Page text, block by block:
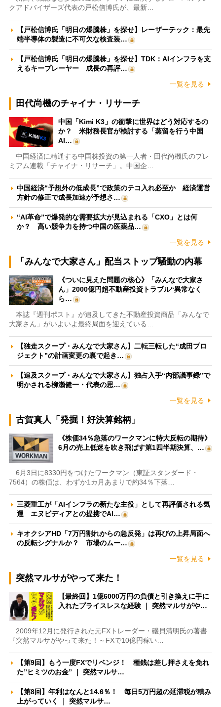
クアドバイザーズ代表の戸松信博氏が、最新…
【戸松信博氏「明日の爆騰株」を探せ】レーザーテック：最先
端半導体の製造に不可欠な検査装…
【戸松信博氏「明日の爆騰株」を探せ】TDK：AIインフラを支
えるキープレーヤー 成長の再評…
一覧を見る
田代尚機のチャイナ・リサーチ
中国「Kimi K3」の衝撃に世界はどう対応するの
か？ 米財務長官が検討する「蒸留を行う中国
AI…
中国経済に精通する中国株投資の第一人者・田代尚機氏のプレ
ミアム連載「チャイナ・リサーチ」。中国企…
中国経済“予想外の低成長”で政策のテコ入れ必至か 経済運営
方針の修正で成長加速が予想さ…
“AI革命”で爆発的な需要拡大が見込まれる「CXO」とは何
か？ 高い競争力を持つ中国の医薬品…
一覧を見る
「みんなで大家さん」配当ストップ騒動の内幕
《ついに見えた問題の核心》「みんなで大家さ
ん」2000億円超不動産投資トラブル“異常なく
ら…
本誌『週刊ポスト』が追及してきた不動産投資商品「みんなで
大家さん」がいよいよ最終局面を迎えている…
【独走スクープ・みんなで大家さん】二転三転した“成田プロ
ジェクト”の計画変更の裏で起き…
【追及スクープ・みんなで大家さん】独占入手“内部議事録”で
明かされる柳瀬健一・代表の思…
一覧を見る
古賀真人「発掘！好決算銘柄」
《株価34％急落のワークマンに特大反転の期待》
6月の売上低迷を吹き飛ばす第1四半期決算、…
6月3日に8330円をつけたワークマン（東証スタンダード・
7564）の株価は、わずか1カ月あまりで約34％下落…
三菱重工が「AIインフラの新たな主役」として再評価される気
運 エヌビディアとの提携でAI…
キオクシアHD「7万円割れからの急反発」は再びの上昇局面へ
の反転シグナルか？ 市場のムー…
一覧を見る
突然マルサがやって来た！
【最終回】1億6000万円の負債と引き換えに手に
入れたプライスレスな経験 ｜ 突然マルサがや…
2009年12月に発行された元FXトレーダー・磯貝清明氏の著書
『突然マルサがやって来た！～FXで10億円稼い…
【第9回】もう一度FXでリベンジ！ 種銭は差し押さえを免れ
た”ヒミツのお金” ｜ 突然マルサ…
【第8回】年利はなんと14.6％！ 毎日5万円超の延滞税が積み
上がっていく ｜ 突然マルサ…